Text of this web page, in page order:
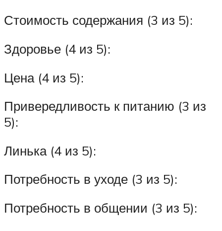
Стоимость содержания (3 из 5):
Здоровье (4 из 5):
Цена (4 из 5):
Привередливость к питанию (3 из
5):
Линька (4 из 5):
Потребность в уходе (3 из 5):
Потребность в общении (3 из 5):